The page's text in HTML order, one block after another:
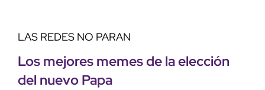
LAS REDES NO PARAN
Los mejores memes de la elección
del nuevo Papa